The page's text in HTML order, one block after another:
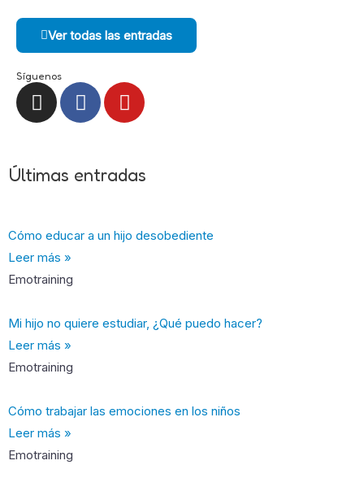
Ver todas las entradas
Síguenos
I
n
a
a
m
F
a
b
k
Y
o
u
Últimas entradas
Cómo educar a un hijo desobediente
Leer más »
Emotraining
Mi hijo no quiere estudiar, ¿Qué puedo hacer?
Leer más »
Emotraining
Cómo trabajar las emociones en los niños
Leer más »
Emotraining